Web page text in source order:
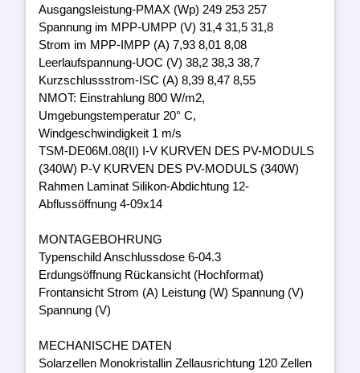
Ausgangsleistung-PMAX (Wp) 249 253 257
Spannung im MPP-UMPP (V) 31,4 31,5 31,8
Strom im MPP-IMPP (A) 7,93 8,01 8,08
Leerlaufspannung-UOC (V) 38,2 38,3 38,7
Kurzschlussstrom-ISC (A) 8,39 8,47 8,55
NMOT: Einstrahlung 800 W/m2,
Umgebungstemperatur 20° C,
Windgeschwindigkeit 1 m/s
TSM-DE06M.08(II) I-V KURVEN DES PV-MODULS
(340W) P-V KURVEN DES PV-MODULS (340W)
Rahmen Laminat Silikon-Abdichtung 12-
Abflussöffnung 4-09x14
MONTAGEBOHRUNG
Typenschild Anschlussdose 6-04.3
Erdungsöffnung Rückansicht (Hochformat)
Frontansicht Strom (A) Leistung (W) Spannung (V)
Spannung (V)
MECHANISCHE DATEN
Solarzellen Monokristallin Zellausrichtung 120 Zellen